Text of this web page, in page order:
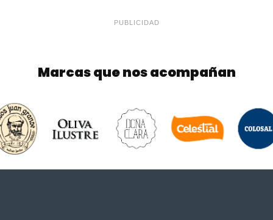
PUBLICIDAD
Marcas que nos acompañan